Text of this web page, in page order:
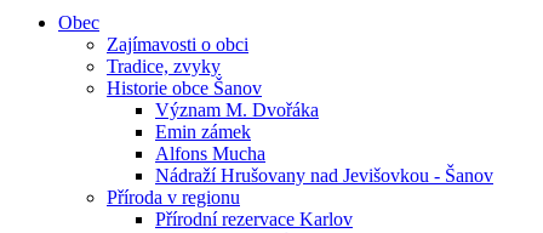
Obec
Zajímavosti o obci
Tradice, zvyky
Historie obce Šanov
Význam M. Dvořáka
Emin zámek
Alfons Mucha
Nádraží Hrušovany nad Jevišovkou - Šanov
Příroda v regionu
Přírodní rezervace Karlov